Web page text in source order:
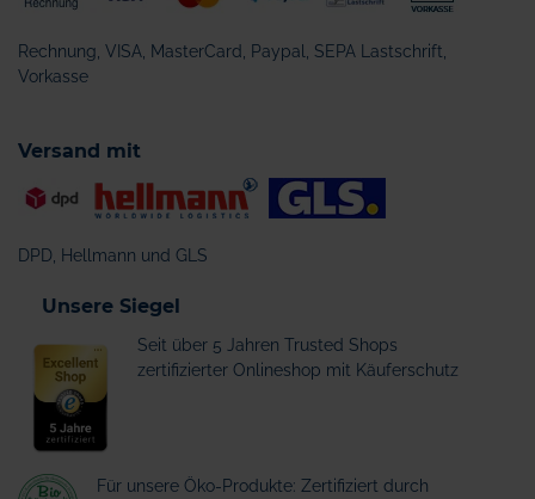
Rechnung, VISA, MasterCard, Paypal, SEPA Lastschrift,
Vorkasse
Versand mit
DPD, Hellmann und GLS
Unsere Siegel
Seit über 5 Jahren Trusted Shops
zertifizierter Onlineshop mit Käuferschutz
Für unsere Öko-Produkte: Zertifiziert durch